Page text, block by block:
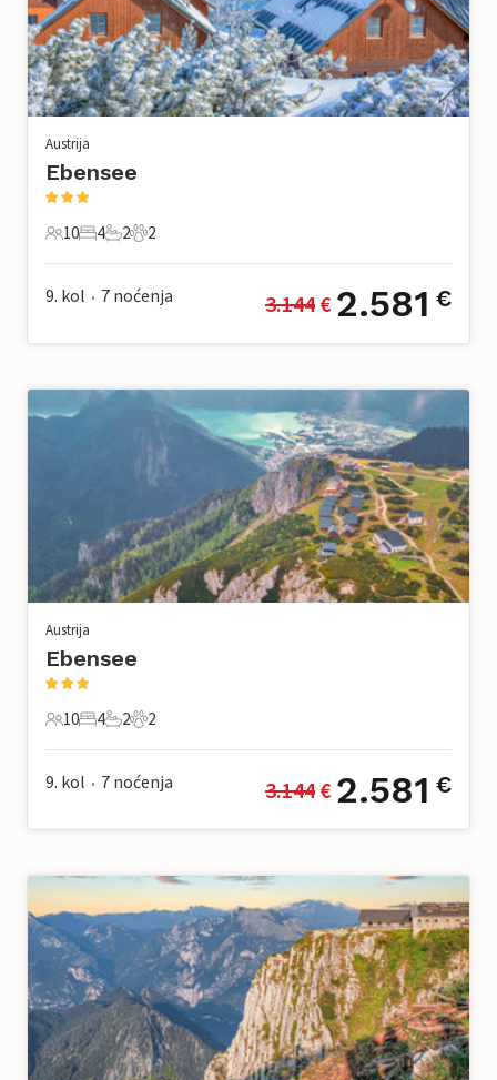
Austrija
Ebensee
10 Gosti
10
4 Spavaće sobe
4
2 Kupaonice
2
2 Kućni ljubimac
2
9. kol • 7 noćenja 3.144 € 2.581 €
Austrija
Ebensee
10 Gosti
10
4 Spavaće sobe
4
2 Kupaonice
2
2 Kućni ljubimac
2
9. kol • 7 noćenja 3.144 € 2.581 €